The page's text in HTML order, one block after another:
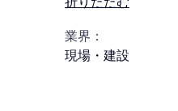
業界：
現場・建設